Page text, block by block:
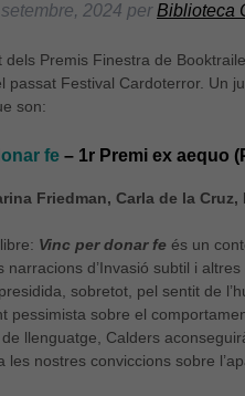
2024 perBiblioteca
dels Premis Finestra de
passat Festival Cardoterror. Un
son:
fe– 1r Premi ex aequo
Friedman, Carla de la
Vinc per donar fe és un
narracions d’Invasió subtil i
sobretot, pel sentit de
pessimista sobre el
llenguatge, Calders
les nostres conviccions sobre